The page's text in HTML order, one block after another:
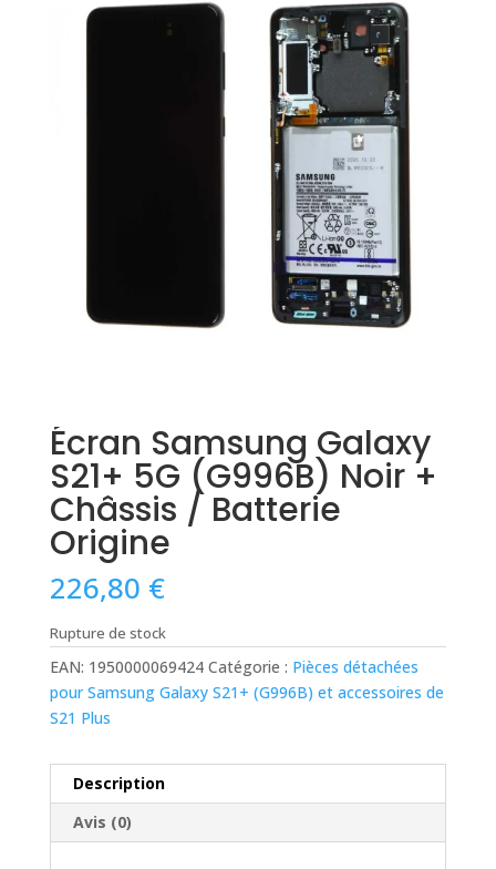
Écran Samsung Galaxy
S21+ 5G (G996B) Noir +
Châssis / Batterie
Origine
226,80 €
Rupture de stock
EAN: 1950000069424 Catégorie : Pièces détachées
pour Samsung Galaxy S21+ (G996B) et accessoires de
S21 Plus
Description
Avis (0)